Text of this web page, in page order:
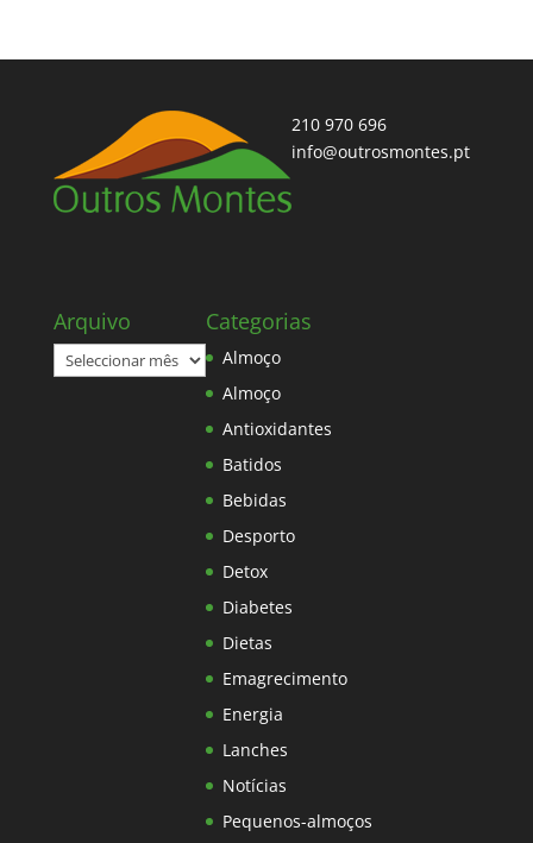
210 970 696
info@outrosmontes.pt
Arquivo
Arquivo
Categorias
Almoço
Almoço
Antioxidantes
Batidos
Bebidas
Desporto
Detox
Diabetes
Dietas
Emagrecimento
Energia
Lanches
Notícias
Pequenos-almoços